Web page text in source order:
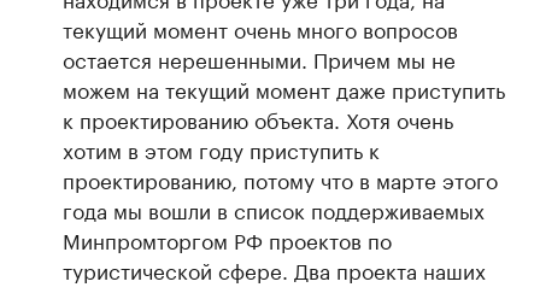
текущий момент очень много вопросов
остается нерешенными. Причем мы не
можем на текущий момент даже приступить
к проектированию объекта. Хотя очень
хотим в этом году приступить к
проектированию, потому что в марте этого
года мы вошли в список поддерживаемых
Минпромторгом РФ проектов по
туристической сфере. Два проекта наших